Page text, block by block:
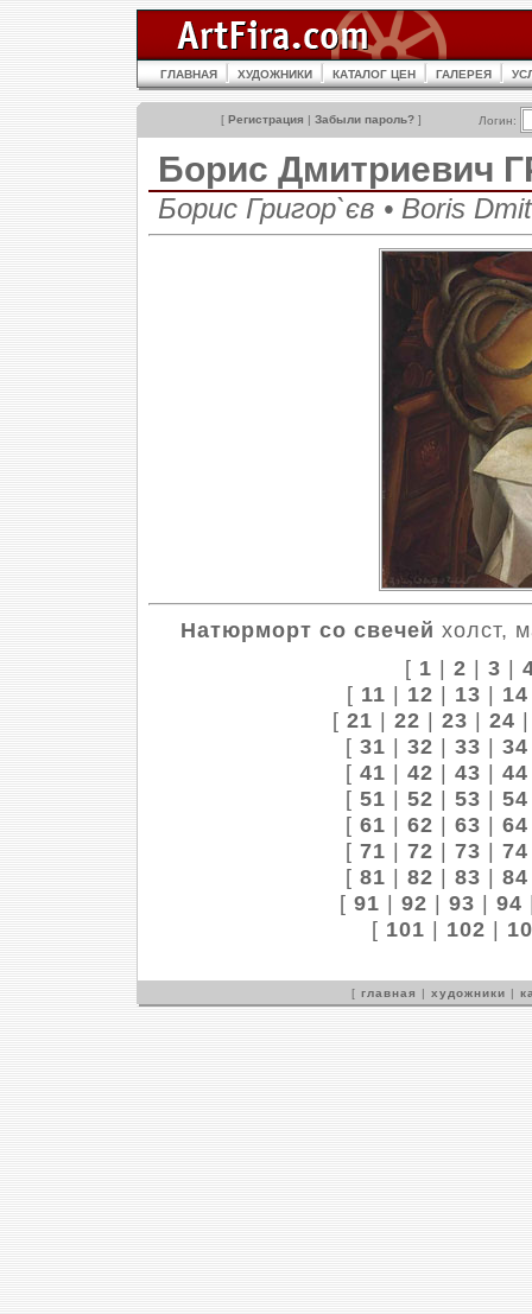
ГЛАВНАЯ ХУДОЖНИКИ КАТАЛОГ ЦЕН ГАЛЕРЕЯ
[ Регистрация | Забыли пароль? ] Логин:
Борис Дмитриевич
Борис Григор`єв • Boris
Натюрморт со свечей холст,
[ 1 | 2 | 3 |
[ 11 | 12 | 13 | 14
[ 21 | 22 | 23 | 24
[ 31 | 32 | 33 | 34
[ 41 | 42 | 43 | 44
[ 51 | 52 | 53 | 54
[ 61 | 62 | 63 | 64
[ 71 | 72 | 73 | 74
[ 81 | 82 | 83 | 84
[ 91 | 92 | 93 | 94
[ 101 | 102 |
[ главная | художники |